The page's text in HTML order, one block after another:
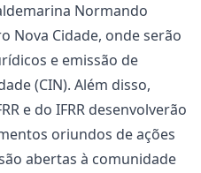
Normando
Nova Cidade, onde serão
e emissão de
(CIN). Além disso,
e do IFRR desenvolverão
oriundos de ações
abertas à comunidade